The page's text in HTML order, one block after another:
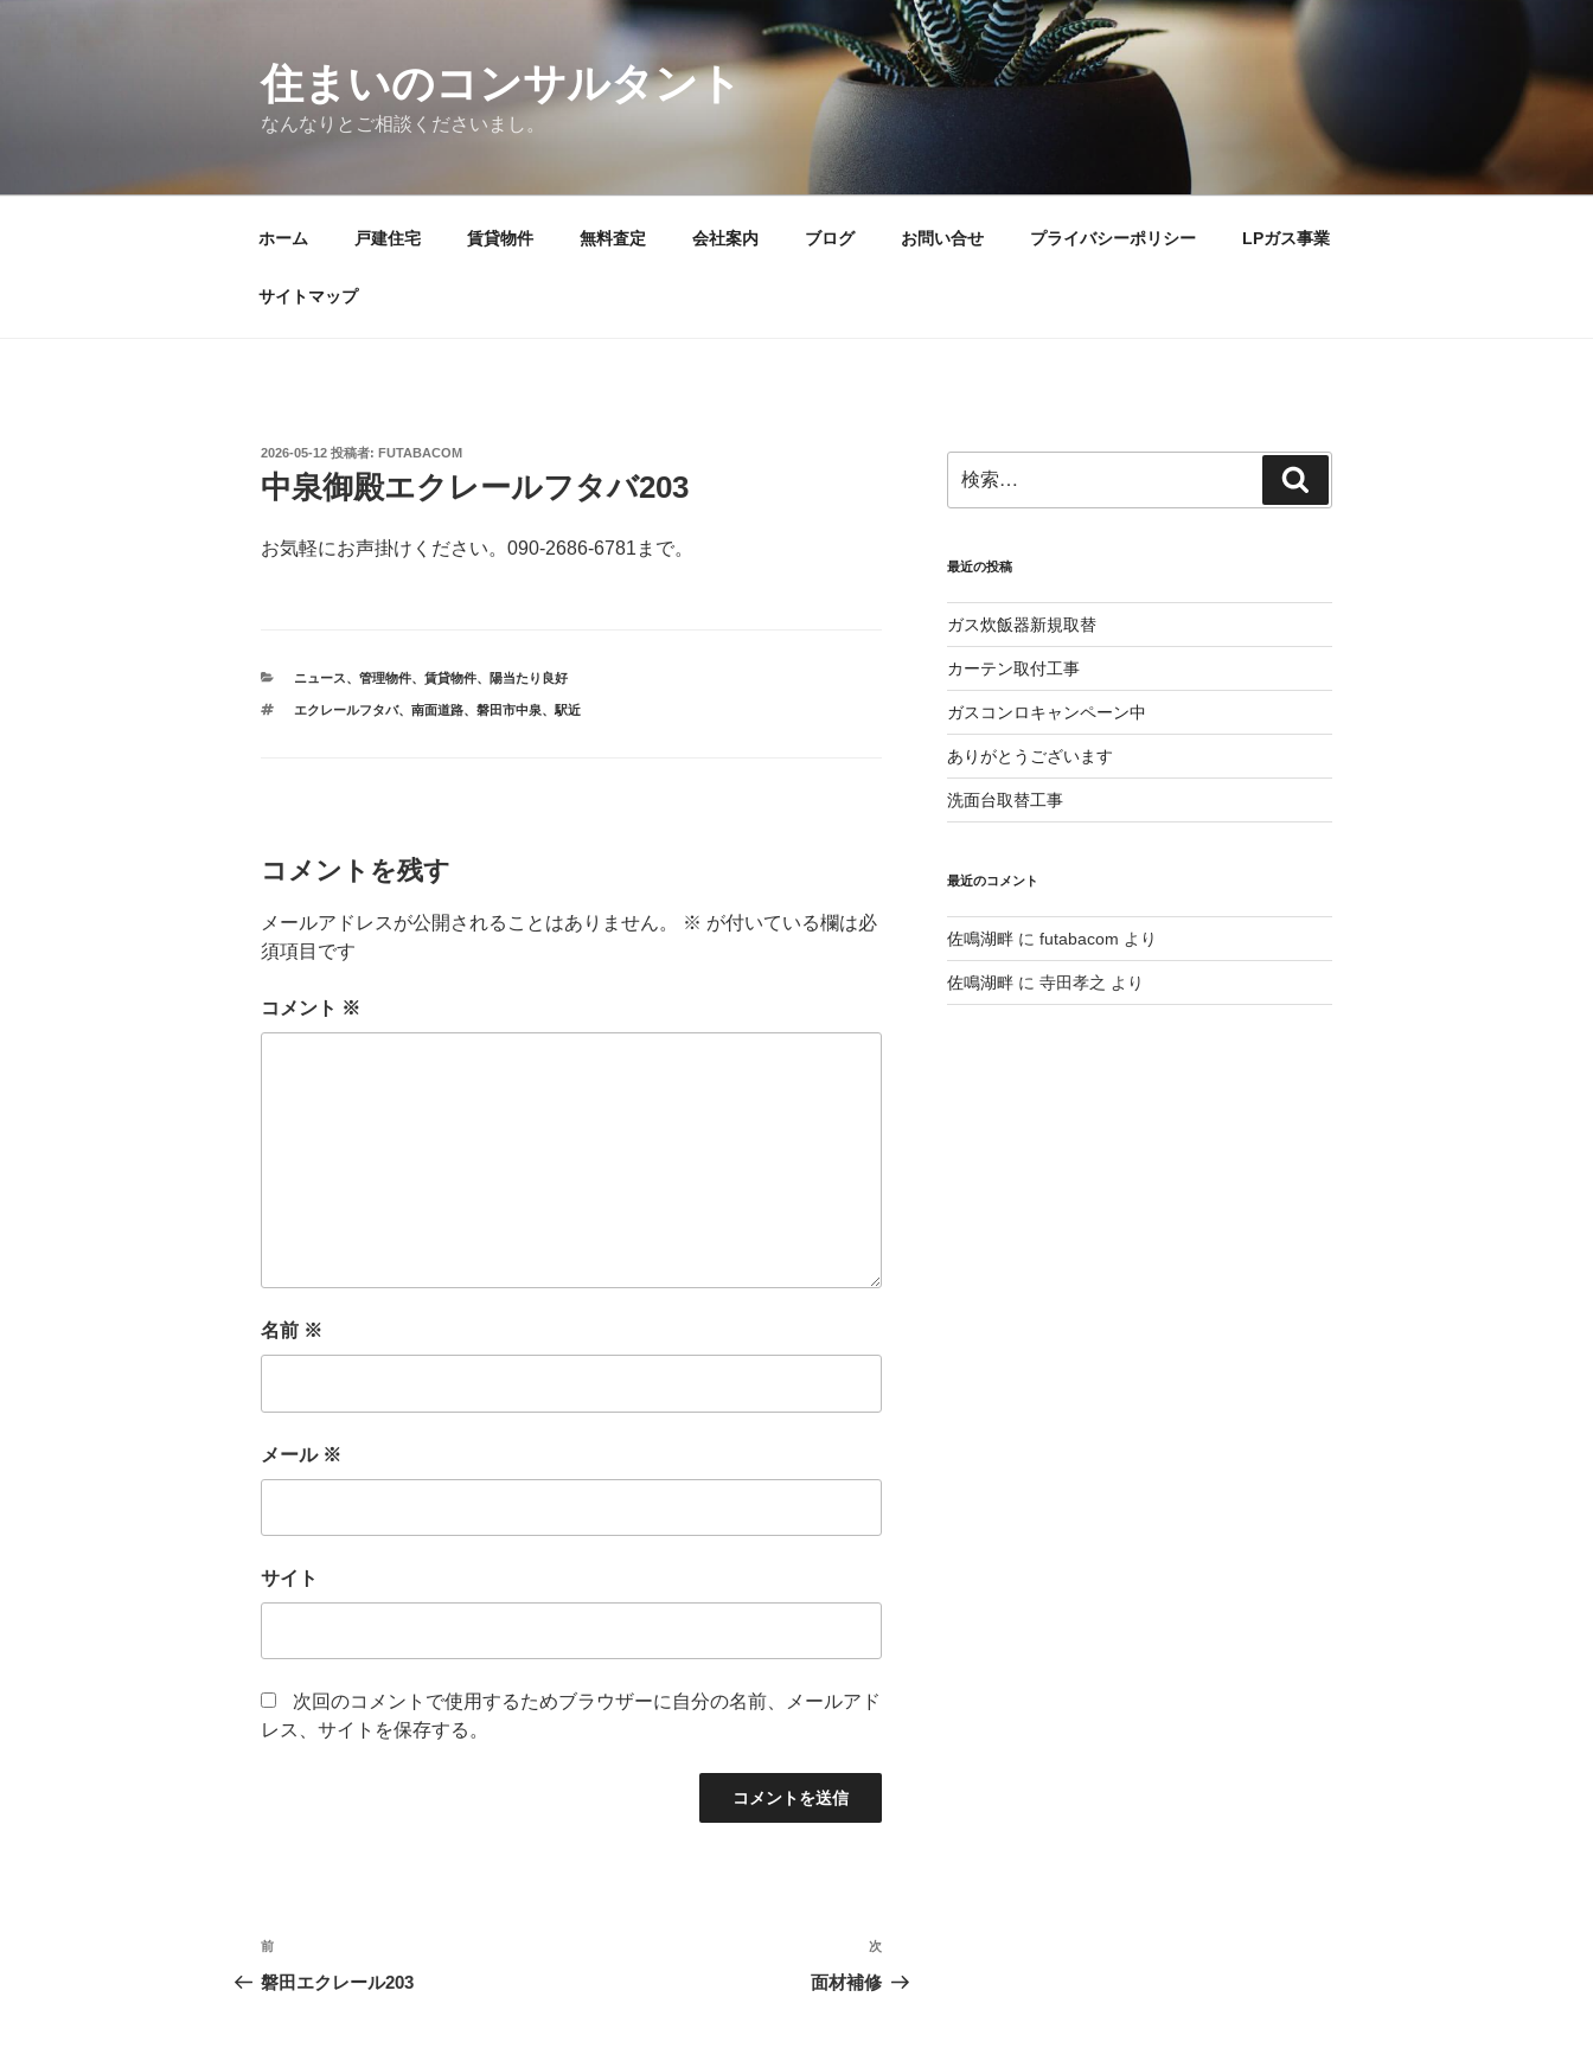
住まいのコンサルタント
なんなりとご相談くださいまし。
ホーム 戸建住宅 賃貸物件 無料査定 会社案内 ブログ お問い合せ プライバシーポリシー LPガス事業
サイトマップ
投
日:
2026-05-12 投稿者: FUTABACOM
中泉御殿エクレールフタバ203
お気軽にお声掛けください。090-2686-6781まで。
カ
ゴ
ニュース、 管理物件、 賃貸物件、 陽当たり良好
タ
エクレールフタバ、 南面道路、 磐田市中泉、 駅近
コメントを残す
メールアドレスが公開されることはありません。 ※ が付いている欄は必
須項目です
コメント ※
名前 ※
メール ※
サイト
次回のコメントで使用するためブラウザーに自分の名前、メールアド
レス、サイトを保存する。
投
稿
前
の
前
磐田エクレール203
次
の
次
面材補修
索:
索
最近の投稿
ガス炊飯器新規取替
カーテン取付工事
ガスコンロキャンペーン中
ありがとうございます
洗面台取替工事
最近のコメント
佐鳴湖畔に futabacom より
佐鳴湖畔に 寺田孝之 より